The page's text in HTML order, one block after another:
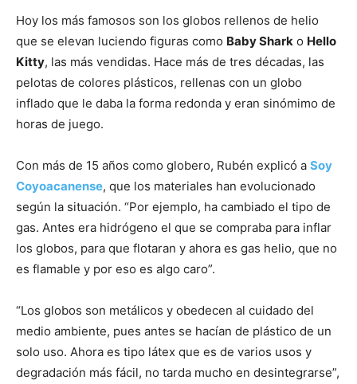
Hoy los más famosos son los globos rellenos de helio
que se elevan luciendo figuras como Baby Shark o Hello
Kitty, las más vendidas. Hace más de tres décadas, las
pelotas de colores plásticos, rellenas con un globo
inflado que le daba la forma redonda y eran sinómimo de
horas de juego.
Con más de 15 años como globero, Rubén explicó a Soy
Coyoacanense, que los materiales han evolucionado
según la situación. “Por ejemplo, ha cambiado el tipo de
gas. Antes era hidrógeno el que se compraba para inflar
los globos, para que flotaran y ahora es gas helio, que no
es flamable y por eso es algo caro”.
“Los globos son metálicos y obedecen al cuidado del
medio ambiente, pues antes se hacían de plástico de un
solo uso. Ahora es tipo látex que es de varios usos y
degradación más fácil, no tarda mucho en desintegrarse”,